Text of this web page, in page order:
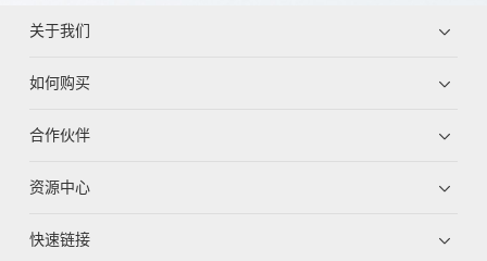
关于我们
如何购买
合作伙伴
资源中心
快速链接